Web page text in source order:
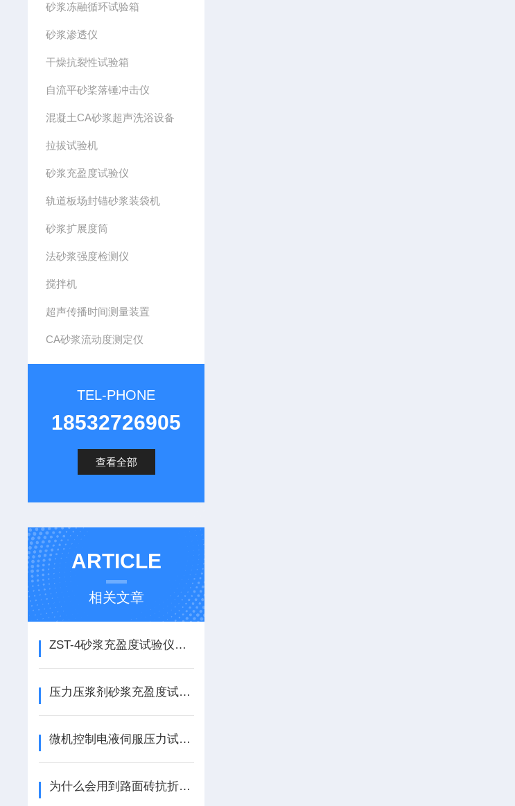
砂浆冻融循环试验箱
砂浆渗透仪
干燥抗裂性试验箱
自流平砂桨落锤冲击仪
混凝土CA砂浆超声洗浴设备
拉拔试验机
砂浆充盈度试验仪
轨道板场封锚砂浆装袋机
砂浆扩展度筒
法砂浆强度检测仪
搅拌机
超声传播时间测量装置
CA砂浆流动度测定仪
TEL-PHONE
18532726905
查看全部
ARTICLE
相关文章
ZST-4砂浆充盈度试验仪操作流程
压力压浆剂砂浆充盈度试验仪，充盈度检测仪
微机控制电液伺服压力试验机工作原理
为什么会用到路面砖抗折强度试验装置？